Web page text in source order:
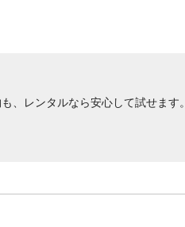
、レンタルなら安心して試せます。